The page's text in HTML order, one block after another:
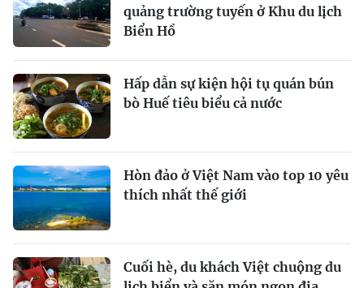
quảng trường tuyến ở Khu du lịch
Biển Hồ
Hấp dẫn sự kiện hội tụ quán bún
bò Huế tiêu biểu cả nước
Hòn đảo ở Việt Nam vào top 10 yêu
thích nhất thế giới
Cuối hè, du khách Việt chuộng du